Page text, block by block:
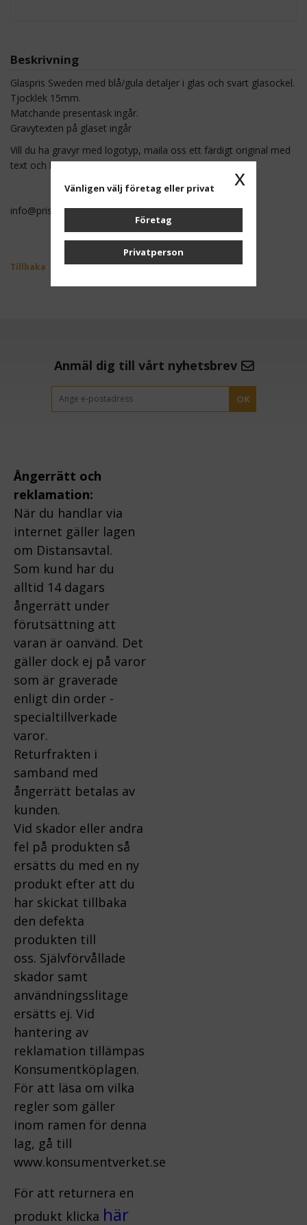
Beskrivning
Glaspris Sweden med blå/gula detaljer i glas och svart glasockel.
Tjocklek 15mm.
Matchande presentask ingår.
Gravytexten på glaset ingår
Vill du ha gravyr med logotyp, maila oss ett färdigt original med
text och logga som en högupplöst fil PDF eller EPS.
info@prishuset.se
Tillbaka
Anmäl dig till vårt nyhetsbrev
OK
Ångerrätt och
reklamation:
När du handlar via
internet gäller lagen
om Distansavtal.
Som kund har du
alltid 14 dagars
ångerrätt under
förutsättning att
varan är oanvänd. Det
gäller dock ej på varor
som är graverade
enligt din order -
specialtillverkade
varor.
Returfrakten i
samband med
ångerrätt betalas av
kunden.
Vid skador eller andra
fel på produkten så
ersätts du med en ny
produkt efter att du
har skickat tillbaka
den defekta
produkten till
oss. Självförvållade
skador samt
användningsslitage
ersätts ej. Vid
hantering av
reklamation tillämpas
Konsumentköplagen.
För att läsa om vilka
regler som gäller
inom ramen för denna
lag, gå till
www.konsumentverket.se
För att returnera en
produkt klicka här
x
Vänligen välj företag eller privat
Företag
Privatperson